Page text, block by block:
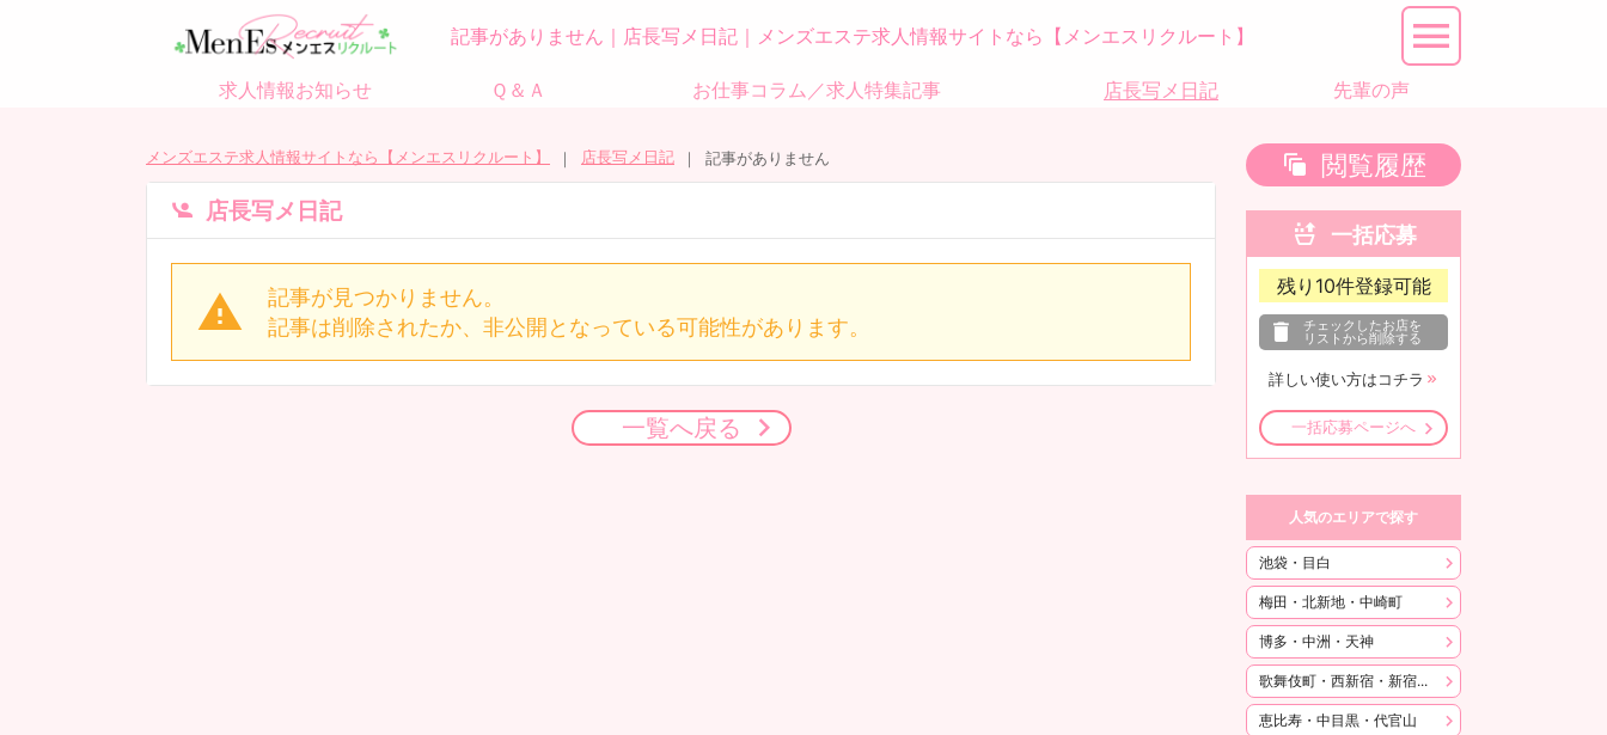
記事がありません｜店長写メ日記｜メンズエステ求人情報サイトなら【メンエスリクルート】
求人情報お知らせ Ｑ＆Ａ お仕事コラム／求人特集記事 店長写メ日記 先輩の声
メンズエステ求人情報サイトなら【メンエスリクルート】 店長写メ日記 記事がありません
店長写メ日記
記事が見つかりません。
記事は削除されたか、非公開となっている可能性があります。
一覧へ戻る
閲覧履歴
一括応募
残り 10件登録可能
チェックしたお店を
リストから削除する
詳しい使い方はコチラ
一括応募ページへ
人気のエリアで探す
池袋・目白
梅田・北新地・中崎町
博多・中洲・天神
歌舞伎町・西新宿・新宿御苑
恵比寿・中目黒・代官山